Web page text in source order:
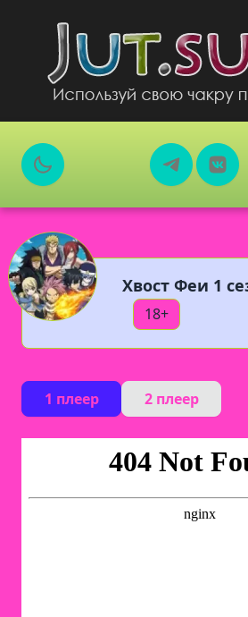
Хвост Феи 1
18+
1 плеер 2 плеер